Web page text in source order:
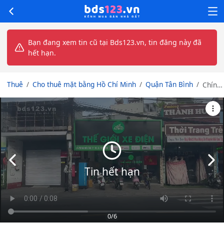
Bạn đang xem tin cũ tại Bds123.vn, tin đăng này đã
hết hạn.
Thuê Cho thuê mặt bằng Hồ Chí Minh Quận Tân Bình
Chính
cho
thuê
Mặt
tiền
Kinh
doanh
đường
Phan
Huy
Ích,
Tân
Bình
Tin hết hạn
Slide trước
0/6